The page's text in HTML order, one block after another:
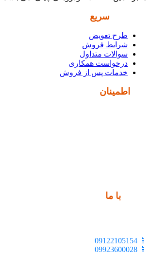
سریع
طرح تعویض
شرایط فروش
سوالات متداول
درخواست همکاری
خدمات پس از فروش
اطمینان
با ما
📱 09122105154
📱 09923600028